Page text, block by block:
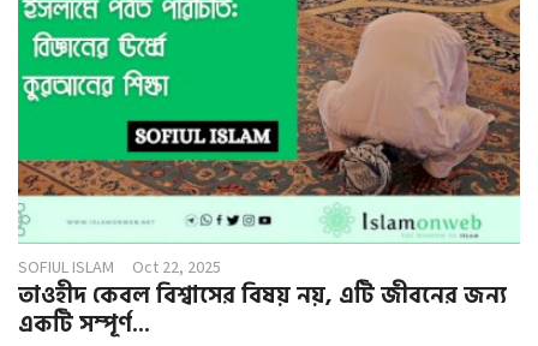
SOFIUL ISLAM Oct 22, 2025
তাওহীদ কেবল বিশ্বাসের বিষয় নয়, এটি জীবনের জন্য
একটি সম্পূর্ণ...